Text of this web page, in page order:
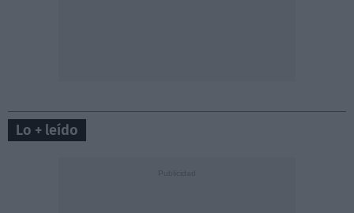
Lo + leído